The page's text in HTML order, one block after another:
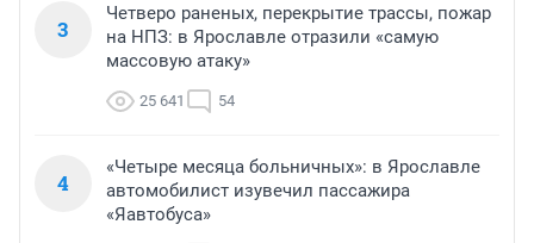
3
Четверо раненых, перекрытие трассы, пожар
на НПЗ: в Ярославле отразили «самую
массовую атаку»
25 641 54
4
«Четыре месяца больничных»: в Ярославле
автомобилист изувечил пассажира
«Яавтобуса»